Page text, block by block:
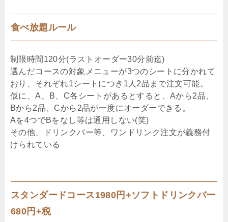
食べ放題ルール
制限時間120分(ラストオーダー30分前迄)
選んだコースの対象メニューが3つのシートに分かれて
おり、それぞれ1シートにつき1人2品まで注文可能。
仮に、A、B、C各シートがあるとすると、Aから2品、
Bから2品、Cから2品が一度にオーダーできる。
Aを4つでBをなし等は通用しない(笑)
その他、ドリンクバー等、ワンドリンク注文が義務付
けられている
スタンダードコース1980円+ソフトドリンクバー
680円+税